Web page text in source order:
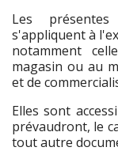
Les
s'appliquent à
notamment
magasin ou au
et de
Elles sont
prévaudront, le
tout autre